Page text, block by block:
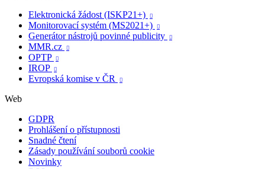
Elektronická žádost (ISKP21+)

Monitorovací systém (MS2021+) 
Generátor nástrojů povinné publicity 
MMR.cz 
OPTP 
IROP 
Evropská komise v ČR 
Web
GDPR
Prohlášení o přístupnosti
Snadné čtení
Zásady používání souborů cookie
Novinky